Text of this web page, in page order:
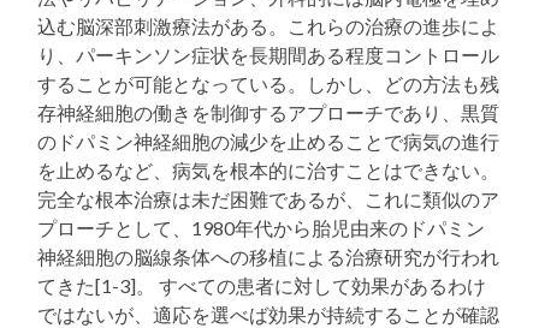
込む脳深部刺激療法がある。これらの治療の進歩によ
り、パーキンソン症状を長期間ある程度コントロール
することが可能となっている。しかし、どの方法も残
存神経細胞の働きを制御するアプローチであり、黒質
のドパミン神経細胞の減少を止めることで病気の進行
を止めるなど、病気を根本的に治すことはできない。
完全な根本治療は未だ困難であるが、これに類似のア
プローチとして、1980年代から胎児由来のドパミン
神経細胞の脳線条体への移植による治療研究が行われ
てきた[1-3]。 すべての患者に対して効果があるわけ
ではないが、適応を選べば効果が持続することが確認